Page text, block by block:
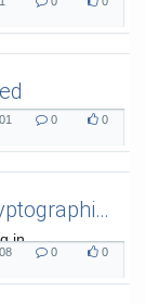
0
0
Einführung in Kryptographie (in English) 15
in
- SoSe 26
0
0